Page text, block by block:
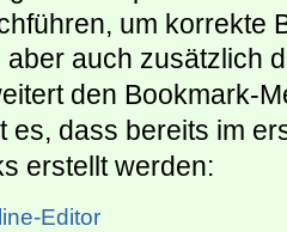
um korrekte
aber auch zusätzlich
den Bookmark-
es, dass bereits im
erstellt werden:
Editor